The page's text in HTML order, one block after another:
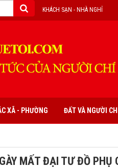
KHÁCH SẠN - NHÀ NGHỈ
XÃ - PHƯỜNG ĐẤT VÀ NGƯỜI
MẤT ĐẠI TƯ ĐỒ PHỤ